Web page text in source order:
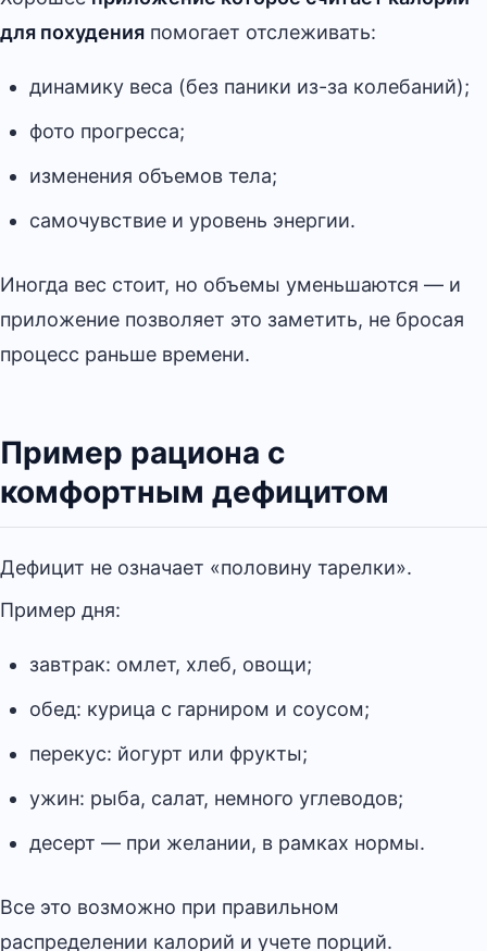
для похудения помогает отслеживать:
динамику веса (без паники из-за колебаний);
фото прогресса;
изменения объемов тела;
самочувствие и уровень энергии.
Иногда вес стоит, но объемы уменьшаются — и
приложение позволяет это заметить, не бросая
процесс раньше времени.
Пример рациона с
комфортным дефицитом
Дефицит не означает «половину тарелки».
Пример дня:
завтрак: омлет, хлеб, овощи;
обед: курица с гарниром и соусом;
перекус: йогурт или фрукты;
ужин: рыба, салат, немного углеводов;
десерт — при желании, в рамках нормы.
Все это возможно при правильном
распределении калорий и учете порций.